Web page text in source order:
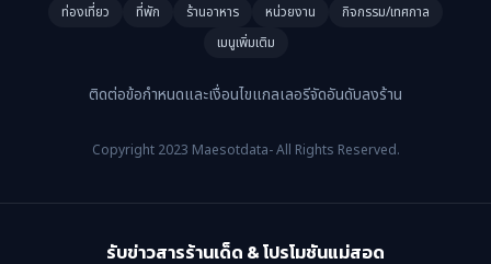
ท่องเที่ยว ที่พัก ร้านอาหาร หน่วยงาน
กิจกรรม/เทศกาล
เมนูเพิ่มเติม
ติดต่อข้อกำหนดและเงื่อนไขแกลเลอรีจัดอันดับลงร้าน
Copyright 2023 Maesotdata- All Rights Reserved.
รับข่าวสารร้านเด็ด & โปรโมชันแม่สอด